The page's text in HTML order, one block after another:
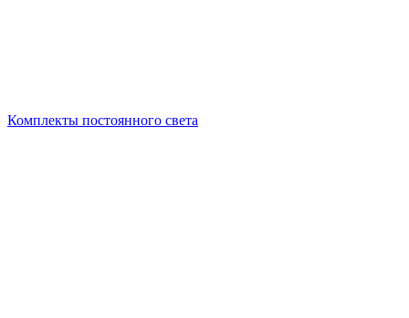
Комплекты постоянного света